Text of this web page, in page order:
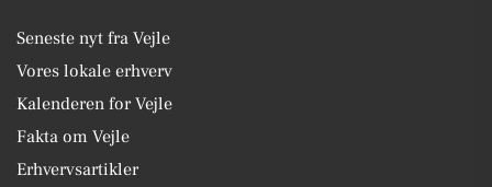
Seneste nyt fra Vejle
Vores lokale erhverv
Kalenderen for Vejle
Fakta om Vejle
Erhvervsartikler